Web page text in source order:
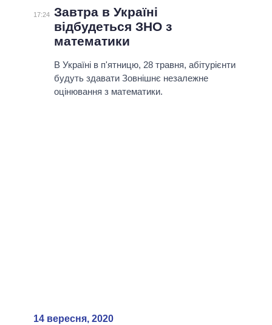
17:24 Завтра в Україні
відбудеться ЗНО з
математики
В Україні в п'ятницю, 28 травня, абітурієнти
будуть здавати Зовнішнє незалежне
оцінювання з математики.
14 вересня, 2020